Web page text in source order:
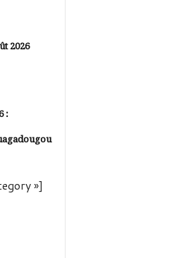
2026
:
»]